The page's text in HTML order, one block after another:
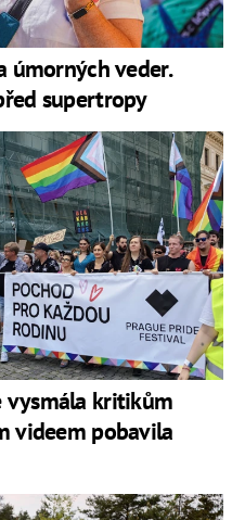
úmorných veder.
supertropy
vysmála kritikům
videem pobavila